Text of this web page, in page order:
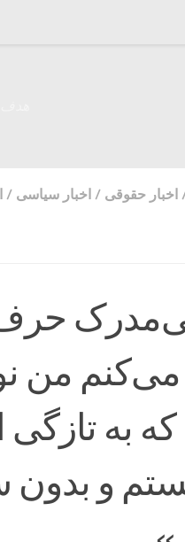
اخبار حقوقی / اخبار سیاسی /
می‌کنم من
به
و بدون